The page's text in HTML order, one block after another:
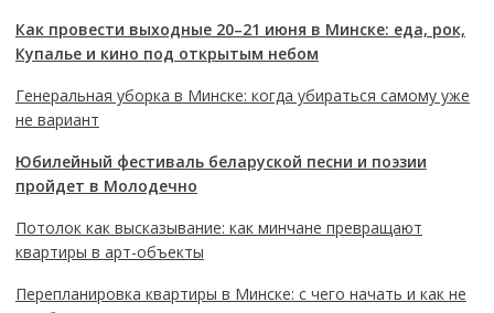
Как провести выходные 20–21 июня в Минске: еда, рок,
Купалье и кино под открытым небом
Генеральная уборка в Минске: когда убираться самому уже
не вариант
Юбилейный фестиваль беларуской песни и поэзии
пройдет в Молодечно
Потолок как высказывание: как минчане превращают
квартиры в арт-объекты
Перепланировка квартиры в Минске: с чего начать и как не